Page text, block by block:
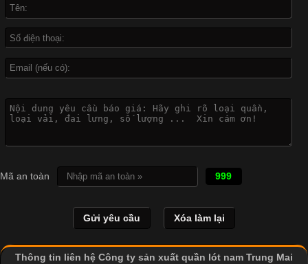
là một trong những công nghệ phổ biến nhờ khả năng tạo ra
dụng rộng rãi trong sản xuất áo thun, đồ thể thao
Vì Sao Cơ Sở Sản Xuất Quần Lót Nam Ưa Chuộng Vải
Cotton?
Vải cotton là một trong những chất liệu được sử dụng rộng rãi
và thấm hút mồ hôi tốt. Đây cũng là loại vải được nhiều công ty
sản xuất quần lót nam lựa chọn để tạo ra các sản phẩm chất
Mã an toàn 999
Thông tin liên hệ Công ty sản xuất quần lót nam Trung Mai